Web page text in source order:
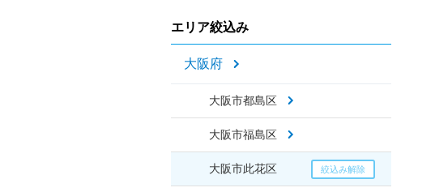
エリア絞込み
大阪府
大阪市都島区
大阪市福島区
大阪市此花区